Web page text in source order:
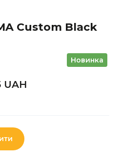
Custom Black
Новинка
UAН